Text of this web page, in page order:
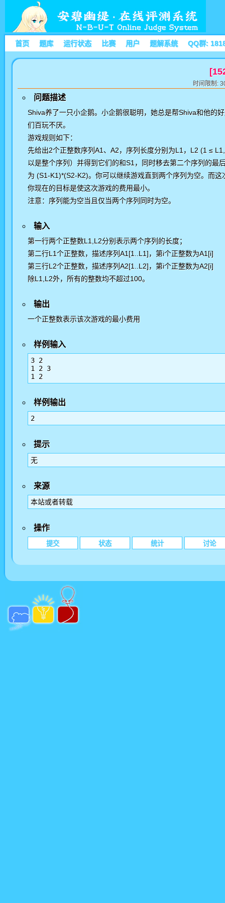
首页 题库 运行状态 比赛 用户 题解系统 QQ群:
时间限制:
问题描述
Shiva养了一只小企鹅。小企鹅很聪明，她总是帮Shiva和他的
们百玩不厌。
游戏规则如下：
先给出2个正整数序列A1、A2，序列长度分别为L1，L2 (1 ≤
以是整个序列）并得到它们的和S1，同时移去第二个序列的
为 (S1-K1)*(S2-K2)。你可以继续游戏直到两个序列为空。而
你现在的目标是使这次游戏的费用最小。
注意：序列能为空当且仅当两个序列同时为空。
输入
第一行两个正整数L1,L2分别表示两个序列的长度；
第二行L1个正整数，描述序列A1[1..L1]，第i个正整数为A1[i]
第三行L2个正整数，描述序列A2[1..L2]，第i个正整数为A2[i]
除L1,L2外，所有的整数均不超过100。
输出
一个正整数表示该次游戏的最小费用
样例输入
3 2
1 2 3
样例输出
2
提示
无
来源
本站或者转载
操作